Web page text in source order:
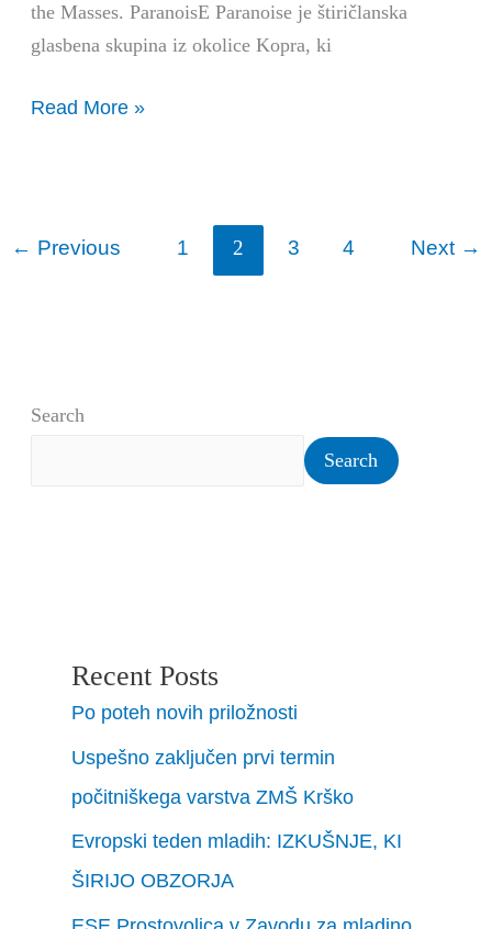
the Masses. ParanoisE Paranoise je štiričlanska
glasbena skupina iz okolice Kopra, ki
Read More »
← Previous 1 2 3 4 Next →
Search
Search
Recent Posts
Po poteh novih priložnosti
Uspešno zaključen prvi termin
počitniškega varstva ZMŠ Krško
Evropski teden mladih: IZKUŠNJE, KI
ŠIRIJO OBZORJA